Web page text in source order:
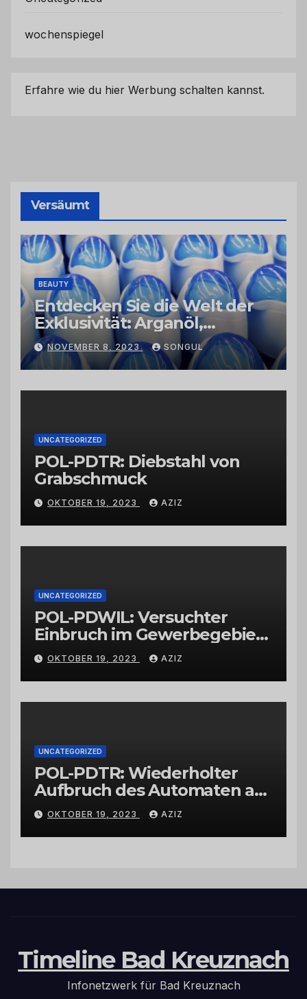
wochenspiegel
Erfahre wie du hier Werbung schalten kannst.
Versäumt
BEAUTY
Entdecken Sie die Welt der
Exklusivität: Arganöl,
Kaktusfeigenkernöl und
Schwarzkümmelöl von
vertrauenswürdigen
Großhändlern und Anbietern
NOVEMBER 8, 2023 SONGUL
UNCATEGORIZED
POL-PDTR: Diebstahl von
Grabschmuck
OKTOBER 19, 2023 AZIZ
UNCATEGORIZED
POL-PDWIL: Versuchter
Einbruch im Gewerbegebiet
Wittlich
OKTOBER 19, 2023 AZIZ
UNCATEGORIZED
POL-PDTR: Wiederholter
Aufbruch des Automaten am
Wohnmobilstellplatz in
Hermeskeil am Labachweg
OKTOBER 19, 2023 AZIZ
Timeline Bad Kreuznach
Infonetzwerk für Bad Kreuznach